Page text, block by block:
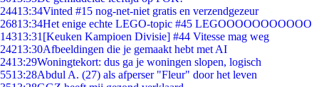
24413:34Vinted #15 nog-net-niet gratis en verzendgezeur
26813:34Het enige echte LEGO-topic #45 LEGOOOOOOOOOOO
14313:31 [Keuken Kampioen Divisie] #44 Vitesse mag weg
24213:30Afbeeldingen die je gemaakt hebt met AI
2413:29Woningtekort: dus ga je woningen slopen, logisch
5513:28Abdul A. (27) als afperser "Fleur" door het leven